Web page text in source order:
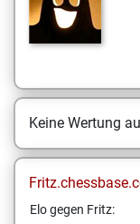
Keine Wertung
Elo gegen Fritz: